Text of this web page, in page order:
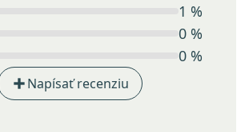
1 %
0 %
0 %
Napísať recenziu